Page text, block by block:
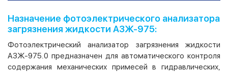
Назначение фотоэлектрического анализатора
загрязнения жидкости АЗЖ-975:
Фотоэлектрический анализатор загрязнения жидкости
АЗЖ-975.0 предназначен для автоматического контроля
содержания механических примесей в гидравлических,